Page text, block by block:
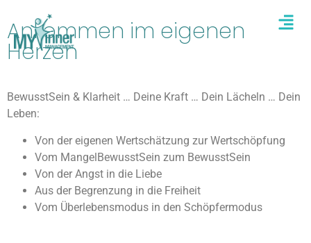
Ankommen im eigenen
Herzen
BewusstSein & Klarheit … Deine Kraft … Dein Lächeln … Dein
Leben:
Von der eigenen Wertschätzung zur Wertschöpfung
Vom MangelBewusstSein zum BewusstSein
Von der Angst in die Liebe
Aus der Begrenzung in die Freiheit
Vom Überlebensmodus in den Schöpfermodus